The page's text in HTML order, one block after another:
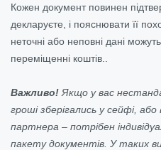
Кожен документ повинен
декларуєте, і пояснювати її
неточні або неповні дані
переміщенні коштів..
Важливо! Якщо у вас
гроші зберігались у сейфі,
партнера – потрібен
пакету документів. У таких